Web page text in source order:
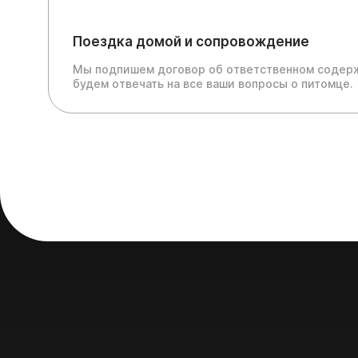
Поездка домой и сопровождение
Мы подпишем договор об ответственном
будем отвечать на все ваши вопросы о питомце.